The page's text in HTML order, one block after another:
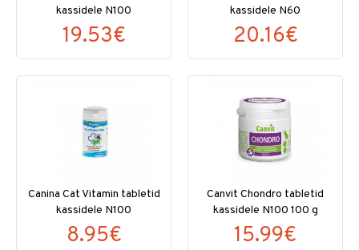
kassidele N100
19.53€
kassidele N60
20.16€
Canina Cat Vitamin tabletid
kassidele N100
8.95€
Canvit Chondro tabletid
kassidele N100 100 g
15.99€